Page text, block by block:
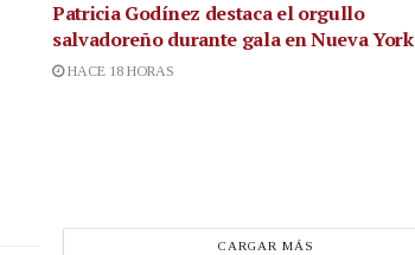
Patricia Godínez destaca el orgullo
salvadoreño durante gala en Nueva York
HACE 18 HORAS
CARGAR MÁS